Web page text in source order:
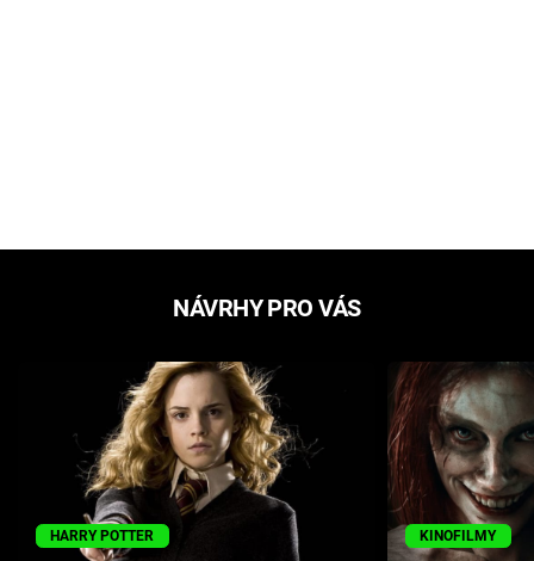
NÁVRHY PRO VÁS
HARRY POTTER KINOFILMY